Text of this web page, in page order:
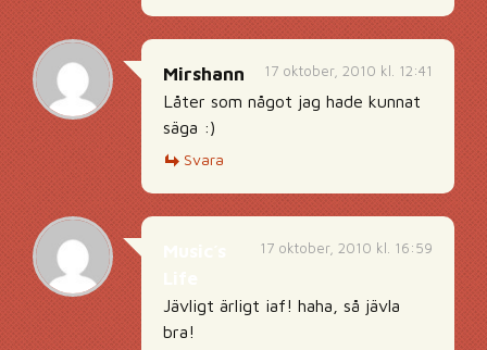
17 oktober, 2010 kl. 12:41
Mirshann
Låter som något jag hade kunnat
säga :)
Svara
17 oktober, 2010 kl. 16:59
Jävligt ärligt iaf! haha, så jävla
bra!